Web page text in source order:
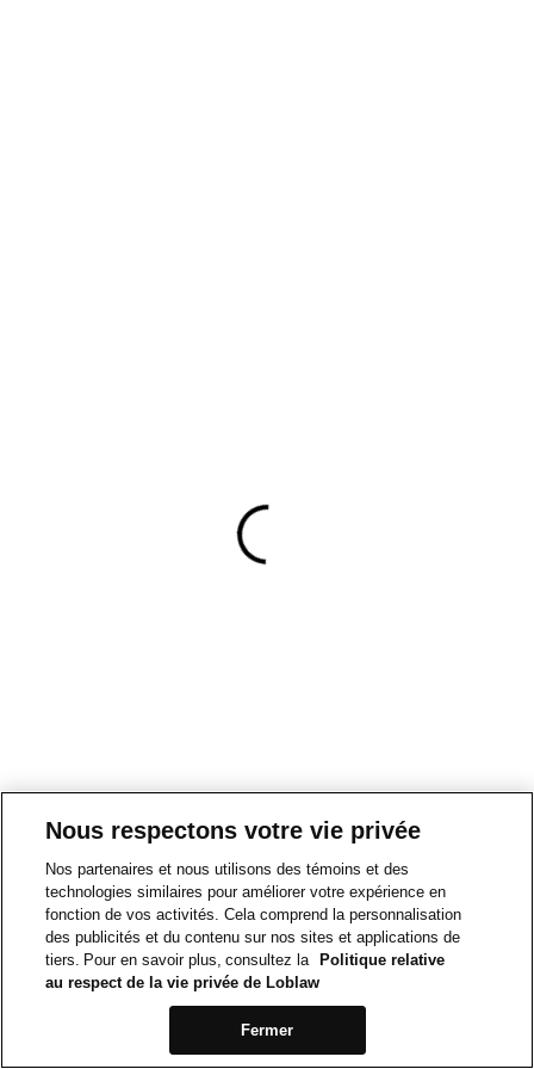
Nous respectons votre vie privée
Nos partenaires et nous utilisons des témoins et des
technologies similaires pour améliorer votre expérience en
fonction de vos activités. Cela comprend la personnalisation
des publicités et du contenu sur nos sites et applications de
tiers. Pour en savoir plus, consultez la
Politique relative
au respect de la vie privée de Loblaw
Fermer